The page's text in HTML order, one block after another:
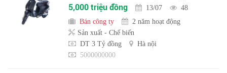
5,000 triệu đồng 13/07
48
Bán công ty
2 năm hoạt động
Sản xuất - Chế biến
DT 3 Tỷ đồng
Hà nội
5000000000